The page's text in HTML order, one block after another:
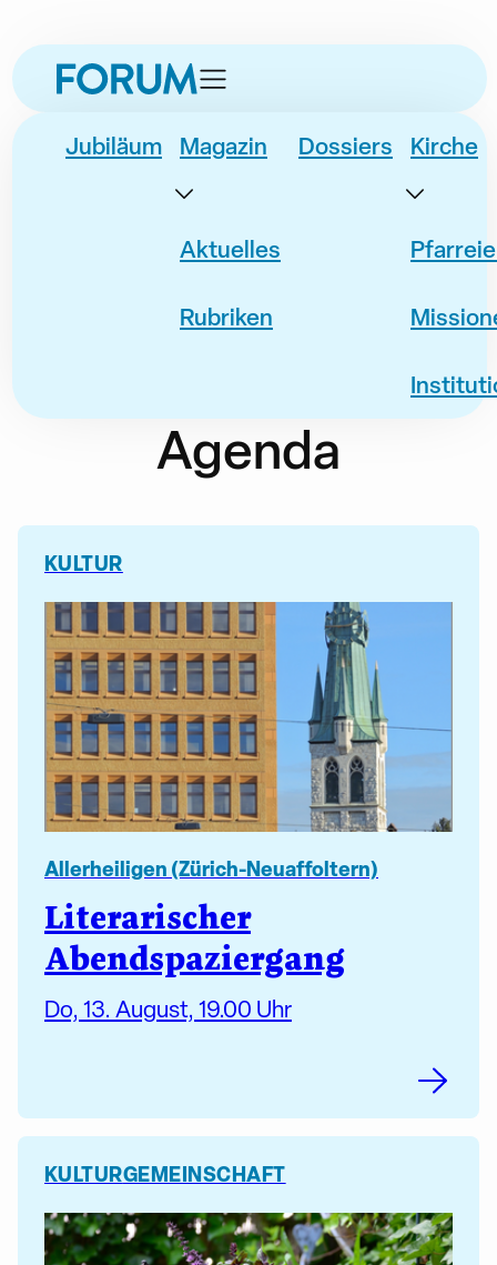
Navigation
springen
Inhalt
springen
Fusszeile
springen
Jubiläum Magazin
Aktuelles
Rubriken
Dossiers Kirche
Agenda
KULTUR
Allerheiligen (Zürich-Neuaffoltern)
Literarischer
Abendspaziergang
Do, 13. August, 19.00 Uhr
KULTURGEMEINSCHAFT